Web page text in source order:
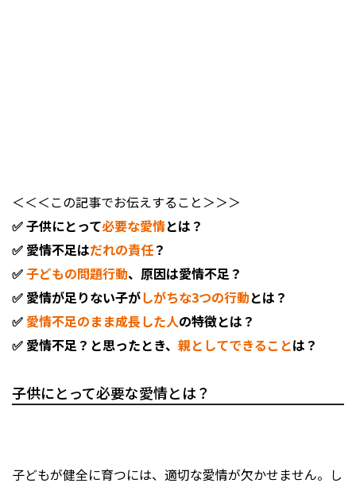
＜＜＜この記事でお伝えすること＞＞＞
✅ 子供にとって必要な愛情とは？
✅ 愛情不足はだれの責任？
✅子どもの問題行動、原因は愛情不足？
✅ 愛情が足りない子がしがちな3つの行動とは？
✅ 愛情不足のまま成長した人の特徴とは？
✅ 愛情不足？と思ったとき、 親としてできることは？
子供にとって必要な愛情とは？
子どもが健全に育つには、適切な愛情が欠かせません。し